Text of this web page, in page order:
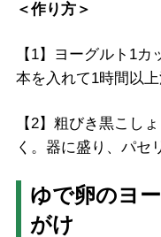
＜作り方＞
【1】ヨーグルト1
本を入れて1時間以上
【2】粗びき黒こし
く。器に盛り、パセ
ゆで卵のヨ
がけ